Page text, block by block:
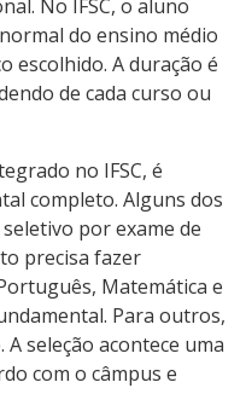
No IFSC, o aluno
do ensino médio
escolhido. A duração é
de cada curso ou
no IFSC, é
completo. Alguns dos
por exame de
precisa fazer
Matemática e
Para outros,
seleção acontece uma
com o câmpus e